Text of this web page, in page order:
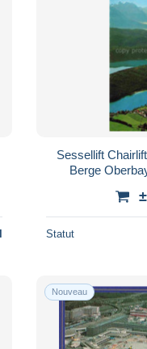
Sessellift
Berge
Statut
Nouveau